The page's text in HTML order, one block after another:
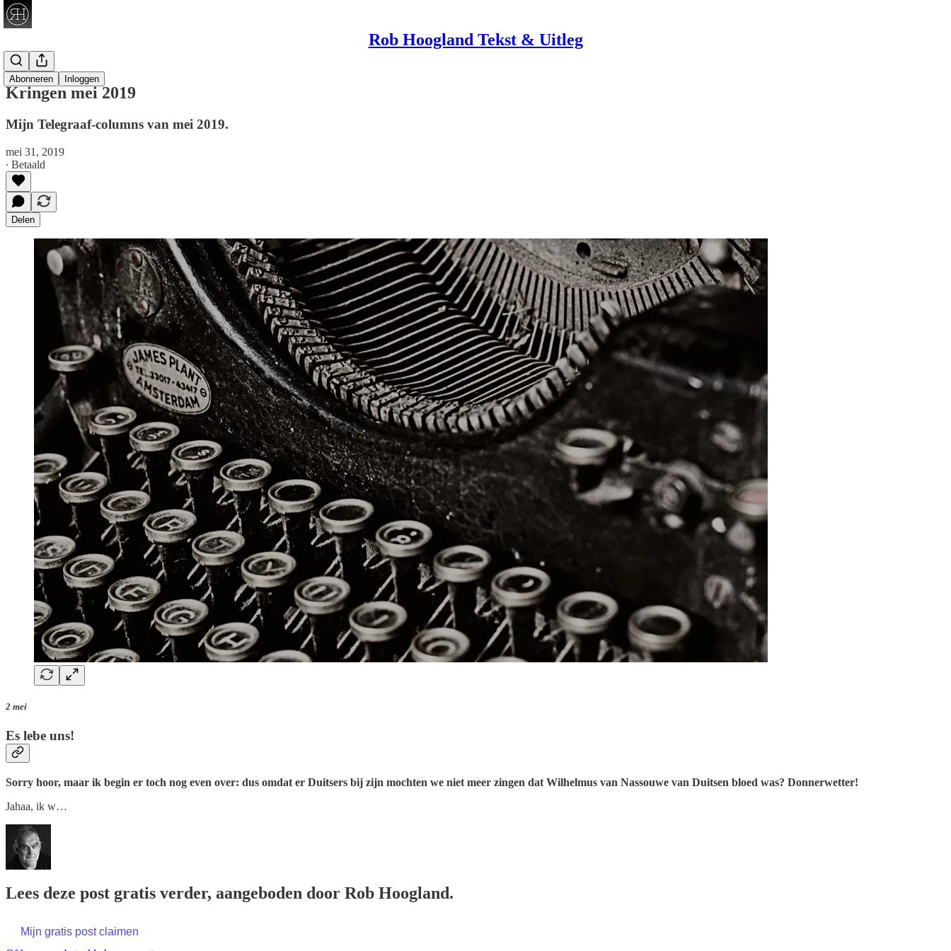
Rob Hoogland Tekst & Uitleg
Abonneren Inloggen
Telegraaf
Kringen mei 2019
Mijn Telegraaf-columns van mei 2019.
mei 31, 2019
∙ Betaald
Delen
2 mei
Es lebe uns!
Sorry hoor, maar ik begin er toch nog even over: dus omdat er Duitsers bij zijn mochten we niet meer zingen dat Wilhelmus van Nassouwe van Duitsen bloed was? Donnerwetter!
Jahaa, ik w…
Lees deze post gratis verder, aangeboden door Rob Hoogland.
Mijn gratis post claimen